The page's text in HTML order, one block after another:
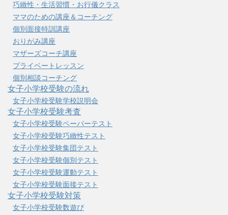
巧緻性・生活習慣・お行儀クラス
ママのための講座＆コーチング
個別面接特訓講座
おりがみ講座
マザーズコーチ講座
プライベートレッスン
個別相談コーチング
女子小学校受験の流れ
女子小学校受験学校説明会
女子小学校受験考査
女子小学校受験ペーパーテスト
女子小学校受験巧緻性テスト
女子小学校受験集団テスト
女子小学校受験個別テスト
女子小学校受験運動テスト
女子小学校受験面接テスト
女子小学校受験対策
女子小学校受験数遊び